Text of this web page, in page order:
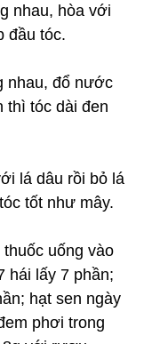
nhau, hòa với
đầu tóc.
nhau, đổ nước
thì tóc dài đen
lá dâu rồi bỏ lá
tốt như mây.
uống vào
hái lấy 7 phần;
hạt sen ngày
phơi trong